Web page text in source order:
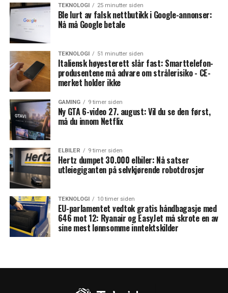
TEKNOLOGI 25 minutter siden
Ble lurt av falsk nettbutikk i Google-annonser:
Nå må Google betale
TEKNOLOGI 51 minutter siden
Italiensk høyesterett slår fast: Smarttelefon-
produsentene må advare om strålerisiko - CE-
merket holder ikke
GAMING 9 timer siden
Ny GTA 6-video 27. august: Vil du se den først,
må du innom Netflix
ELBILER 9 timer siden
Hertz dumpet 30.000 elbiler: Nå satser
utleiegiganten på selvkjørende robotdrosjer
TEKNOLOGI 10 timer siden
EU-parlamentet vedtok gratis håndbagasje med
646 mot 12: Ryanair og EasyJet må skrote en av
sine mest lønnsomme inntektskilder